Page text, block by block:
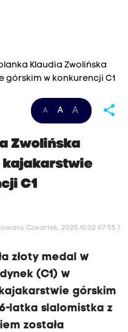
Klaudia Zwolińska
górskim w konkurencji C1
A A A share
Zwolińska
kajakarstwie
C1
Czwartek, 2025.10.02 07:55 )
złoty medal w
(C1) w
górskim
latka slalomistka z
została